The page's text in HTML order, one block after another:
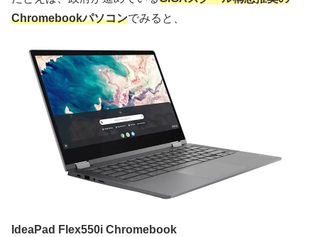
Chromebookパソコンでみると、
IdeaPad Flex550i Chromebook